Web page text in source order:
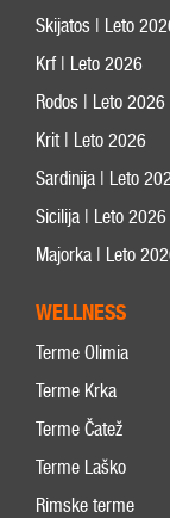
Skijatos | Leto
Krf | Leto 2026
Rodos | Leto 2026
Krit | Leto 2026
Sardinija | Leto
Sicilija | Leto 2026
Majorka | Leto
WELLNESS
Terme Olimia
Terme Krka
Terme Čatež
Terme Laško
Rimske terme